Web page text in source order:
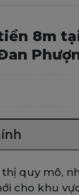
8m
quy mô,
cho khu